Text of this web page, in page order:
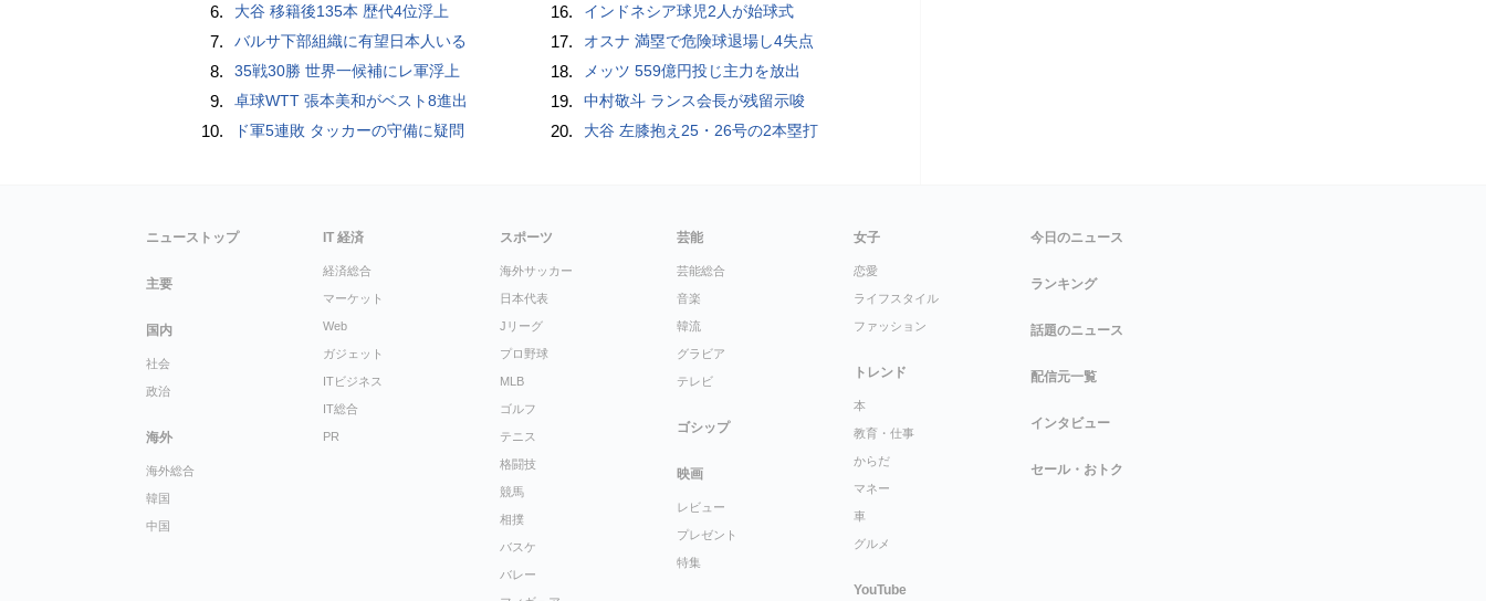
6. 大谷 移籍後135本 歴代4位浮上
7. バルサ下部組織に有望日本人いる
8. 35戦30勝 世界一候補にレ軍浮上
9. 卓球WTT 張本美和がベスト8進出
10. ド軍5連敗 タッカーの守備に疑問
16. インドネシア球児2人が始球式
17. オスナ 満塁で危険球退場し4失点
18. メッツ 559億円投じ主力を放出
19. 中村敬斗 ランス会長が残留示唆
20. 大谷 左膝抱え25・26号の2本塁打
ニューストップ
主要
国内
社会
政治
海外
海外総合
韓国
中国
IT 経済
経済総合
マーケット
Web
ガジェット
ITビジネス
IT総合
PR
スポーツ
海外サッカー
日本代表
Jリーグ
プロ野球
MLB
ゴルフ
テニス
格闘技
競馬
相撲
バスケ
バレー
芸能
芸能総合
音楽
韓流
グラビア
テレビ
ゴシップ
映画
レビュー
プレゼント
特集
女子
恋愛
ライフスタイル
ファッション
トレンド
本
教育・仕事
からだ
マネー
車
グルメ
YouTube
今日のニュース
ランキング
話題のニュース
配信元一覧
インタビュー
セール・おトク